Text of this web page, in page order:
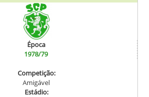
Época
1978/79
Competição:
Amigável
Estádio: